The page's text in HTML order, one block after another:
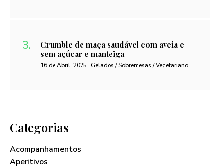
Crumble de maça saudável com aveia e
sem açúcar e manteiga
16 de Abril, 2025 Gelados / Sobremesas / Vegetariano
Categorias
Acompanhamentos
Aperitivos